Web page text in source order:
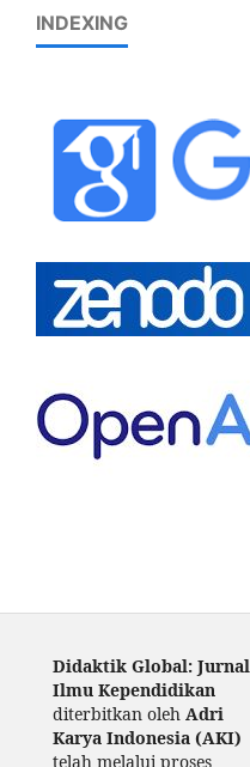
INDEXING
Didaktik Global: Jurnal
Ilmu Kependidikan
diterbitkan oleh Adri
Karya Indonesia (AKI)
telah melalui proses